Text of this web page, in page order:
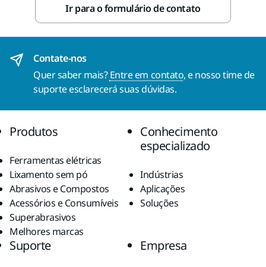
Ir para o formulário de contato
Contate-nos
Quer saber mais?Entre em contato, e nosso time de
suporte esclarecerá suas dúvidas.
Produtos
Ferramentas elétricas
Lixamento sem pó
Abrasivos e Compostos
Acessórios e Consumíveis
Superabrasivos
Melhores marcas
Conhecimento
especializado
Indústrias
Aplicações
Soluções
Suporte Empresa